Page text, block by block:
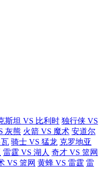
斯坦 VS 比利时 独行侠 VS
灰熊 火箭 VS 魔术 安道尔
骑士 VS 猛龙 克罗地亚
雷霆 VS 湖人 奇才 VS 篮网
VS 篮网 黄蜂 VS 雷霆 雷